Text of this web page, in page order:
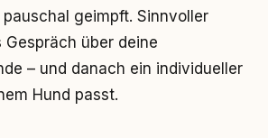
geimpft. Sinnvoller
über deine
– und danach ein individueller
Hund passt.